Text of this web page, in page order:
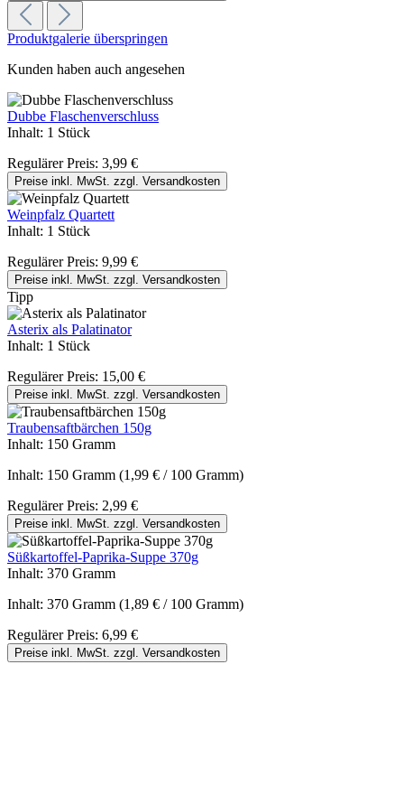
Produktgalerie überspringen
Kunden haben auch angesehen
Dubbe Flaschenverschluss
Inhalt: 1 Stück
Regulärer Preis: 3,99 €
Preise inkl. MwSt. zzgl. Versandkosten
Weinpfalz Quartett
Inhalt: 1 Stück
Regulärer Preis: 9,99 €
Preise inkl. MwSt. zzgl. Versandkosten
Tipp
Asterix als Palatinator
Inhalt: 1 Stück
Regulärer Preis: 15,00 €
Preise inkl. MwSt. zzgl. Versandkosten
Traubensaftbärchen 150g
Inhalt: 150 Gramm
Inhalt: 150 Gramm (1,99 € / 100 Gramm)
Regulärer Preis: 2,99 €
Preise inkl. MwSt. zzgl. Versandkosten
Süßkartoffel-Paprika-Suppe 370g
Inhalt: 370 Gramm
Inhalt: 370 Gramm (1,89 € / 100 Gramm)
Regulärer Preis: 6,99 €
Preise inkl. MwSt. zzgl. Versandkosten